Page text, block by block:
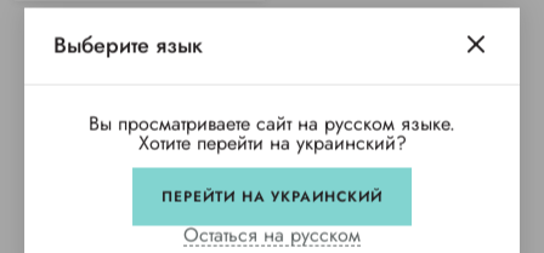
Выберите язык
Вы просматриваете сайт на русском языке.
Хотите перейти на украинский?
ПЕРЕЙТИ НА УКРАИНСКИЙ
Остаться на русском